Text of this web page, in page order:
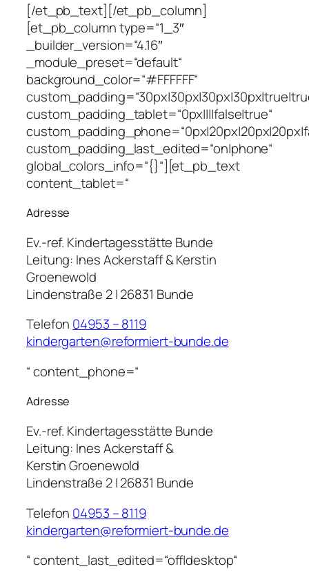
[/et_pb_text][/et_pb_column]
[et_pb_column type=“1_3″
_builder_version=“4.16″
_module_preset=“default“
background_color=“#FFFFFF“
custom_padding_tablet=“0px||||false|true“
custom_padding_last_edited=“on|phone“
global_colors_info=“{}“][et_pb_text
content_tablet=“
Adresse
Ev.-ref. Kindertagesstätte Bunde
Leitung: Ines Ackerstaff & Kerstin
Groenewold
Lindenstraße 2 | 26831 Bunde
Telefon 04953 – 8119
kindergarten@reformiert-bunde.de
“ content_phone=“
Adresse
Ev.-ref. Kindertagesstätte Bunde
Leitung: Ines Ackerstaff &
Kerstin Groenewold
Lindenstraße 2 | 26831 Bunde
Telefon 04953 – 8119
kindergarten@reformiert-bunde.de
“ content_last_edited=“off|desktop“